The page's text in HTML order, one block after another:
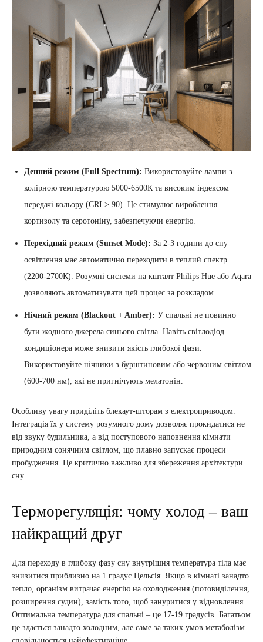
Денний режим (Full Spectrum): Використовуйте лампи з
колірною температурою 5000-6500К та високим індексом
передачі кольору (CRI > 90). Це стимулює вироблення
кортизолу та серотоніну, забезпечуючи енергію.
Перехідний режим (Sunset Mode): За 2-3 години до сну
освітлення має автоматично переходити в теплий спектр
(2200-2700К). Розумні системи на кшталт Philips Hue або Aqara
дозволяють автоматизувати цей процес за розкладом.
Нічний режим (Blackout + Amber): У спальні не повинно
бути жодного джерела синього світла. Навіть світлодіод
кондиціонера може знизити якість глибокої фази.
Використовуйте нічники з бурштиновим або червоним світлом
(600-700 нм), які не пригнічують мелатонін.
Особливу увагу приділіть блекаут-шторам з електроприводом.
Інтеграція їх у систему розумного дому дозволяє прокидатися не
від звуку будильника, а від поступового наповнення кімнати
природним сонячним світлом, що плавно запускає процеси
пробудження. Це критично важливо для збереження архітектури
сну.
Терморегуляція: чому холод – ваш
найкращий друг
Для переходу в глибоку фазу сну внутрішня температура тіла має
знизитися приблизно на 1 градус Цельсія. Якщо в кімнаті занадто
тепло, організм витрачає енергію на охолодження (потовиділення,
розширення судин), замість того, щоб зануритися у відновлення.
Оптимальна температура для спальні – це 17-19 градусів. Багатьом
це здається занадто холодним, але саме за таких умов метаболізм